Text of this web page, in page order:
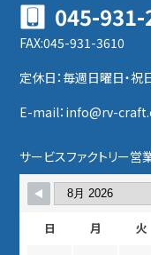
045-931-
FAX:045-931-3610
定休日：毎週日曜日・祝
E-mail：info@rv-
サービスファクトリー営
日 月 火